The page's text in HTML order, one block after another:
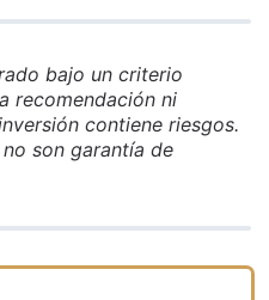
bajo un criterio
recomendación ni
contiene riesgos.
son garantía de